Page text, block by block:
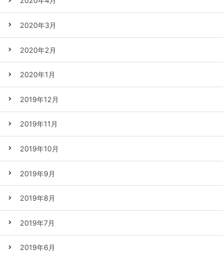
2020年3月
2020年2月
2020年1月
2019年12月
2019年11月
2019年10月
2019年9月
2019年8月
2019年7月
2019年6月